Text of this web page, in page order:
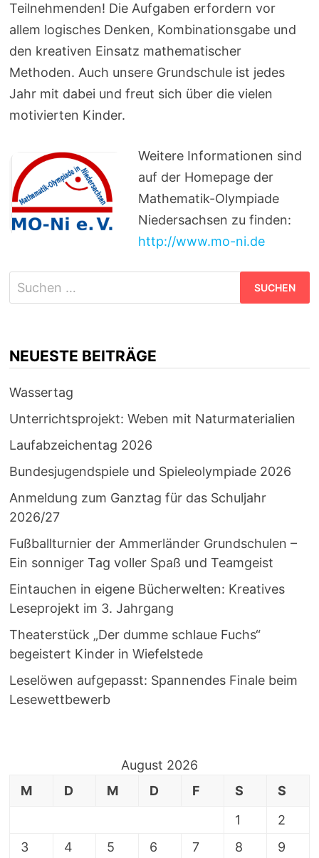
Teilnehmenden! Die Aufgaben erfordern vor
allem logisches Denken, Kombinationsgabe und
den kreativen Einsatz mathematischer
Methoden. Auch unsere Grundschule ist jedes
Jahr mit dabei und freut sich über die vielen
motivierten Kinder.
Weitere Informationen sind
auf der Homepage der
Mathematik-Olympiade
Niedersachsen zu finden:
http://www.mo-ni.de
Suchen
nach:
NEUESTE BEITRÄGE
Wassertag
Unterrichtsprojekt: Weben mit Naturmaterialien
Laufabzeichentag 2026
Bundesjugendspiele und Spieleolympiade 2026
Anmeldung zum Ganztag für das Schuljahr
2026/27
Fußballturnier der Ammerländer Grundschulen –
Ein sonniger Tag voller Spaß und Teamgeist
Eintauchen in eigene Bücherwelten: Kreatives
Leseprojekt im 3. Jahrgang
Theaterstück „Der dumme schlaue Fuchs“
begeistert Kinder in Wiefelstede
Leselöwen aufgepasst: Spannendes Finale beim
Lesewettbewerb
August 2026
M
D M D F S
S
1
2
3
4 5 6 7 8
9